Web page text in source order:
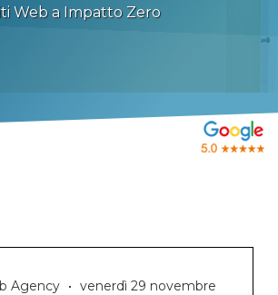
Web a Impatto Zero
Agency
venerdì 29 novembre